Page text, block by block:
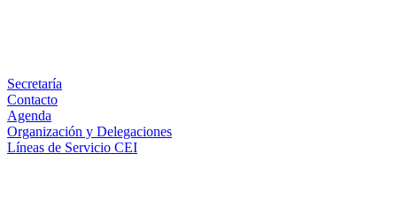
Secretaría
Contacto
Agenda
Organización y Delegaciones
Líneas de Servicio CEI